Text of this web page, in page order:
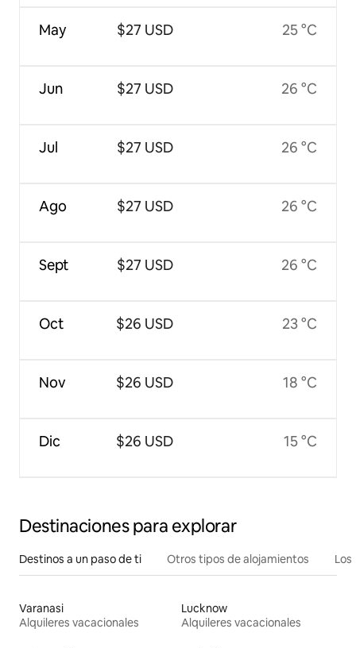
May
Jun
Jul
Ago
Sept
Oct
Nov
Dic
$27 USD
$27 USD
$27 USD
$27 USD
$27 USD
$26 USD
$26 USD
$26 USD
25 °C
26 °C
26 °C
26 °C
26 °C
23 °C
18 °C
15 °C
Destinaciones para explorar
Destinos a un paso de ti Otros tipos de alojamientos
Varanasi
Alquileres vacacionales
Lucknow
Alquileres vacacionales